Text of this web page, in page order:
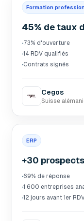
Formation
45% de taux
·73% d'ouverture
·14 RDV qualifiés
·Contrats signés
Cegos
Suisse
ERP
+30
·69% de réponse
·1 600 entreprises
·12 jours avant 1er